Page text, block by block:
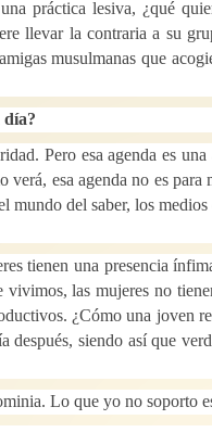
práctica lesiva, ¿qué
llevar la contraria a su
musulmanas que
día?
Pero esa agenda es
esa agenda no es
mundo del saber, los
tienen una presencia
las mujeres no
¿Cómo una joven
siendo así que
Lo que yo no soporto